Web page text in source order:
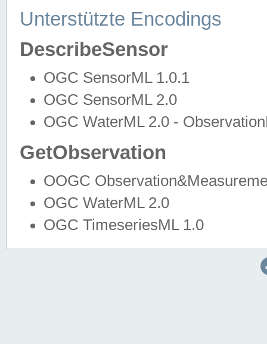
Unterstützte Encodings
DescribeSensor
OGC SensorML 1.0.1
OGC SensorML 2.0
OGC WaterML 2.0 -
GetObservation
OOGC
OGC WaterML 2.0
OGC TimeseriesML 1.0